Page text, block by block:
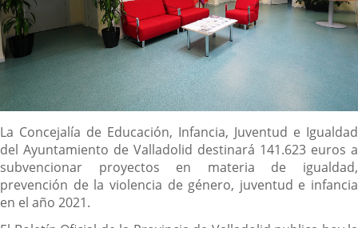
Descripción
La Concejalía de Educación, Infancia, Juventud e Igualdad
del Ayuntamiento de Valladolid destinará 141.623 euros a
subvencionar proyectos en materia de igualdad,
prevención de la violencia de género, juventud e infancia
en el año 2021.